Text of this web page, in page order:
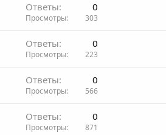
Ответы 0
Просмотры 303
Ответы 0
Просмотры 223
Ответы 0
Просмотры 566
Ответы 0
Просмотры 871